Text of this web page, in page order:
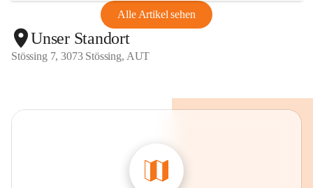
Alle Artikel sehen
Unser Standort
Stössing 7, 3073 Stössing, AUT